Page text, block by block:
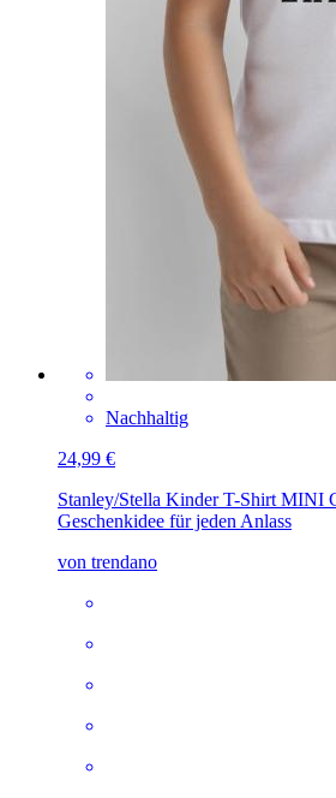
Nachhaltig
24,99 €
Stanley/Stella Kinder T-Shirt MINI
Geschenkidee für jeden Anlass
von trendano